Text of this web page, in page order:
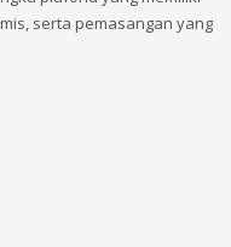
serta pemasangan yang